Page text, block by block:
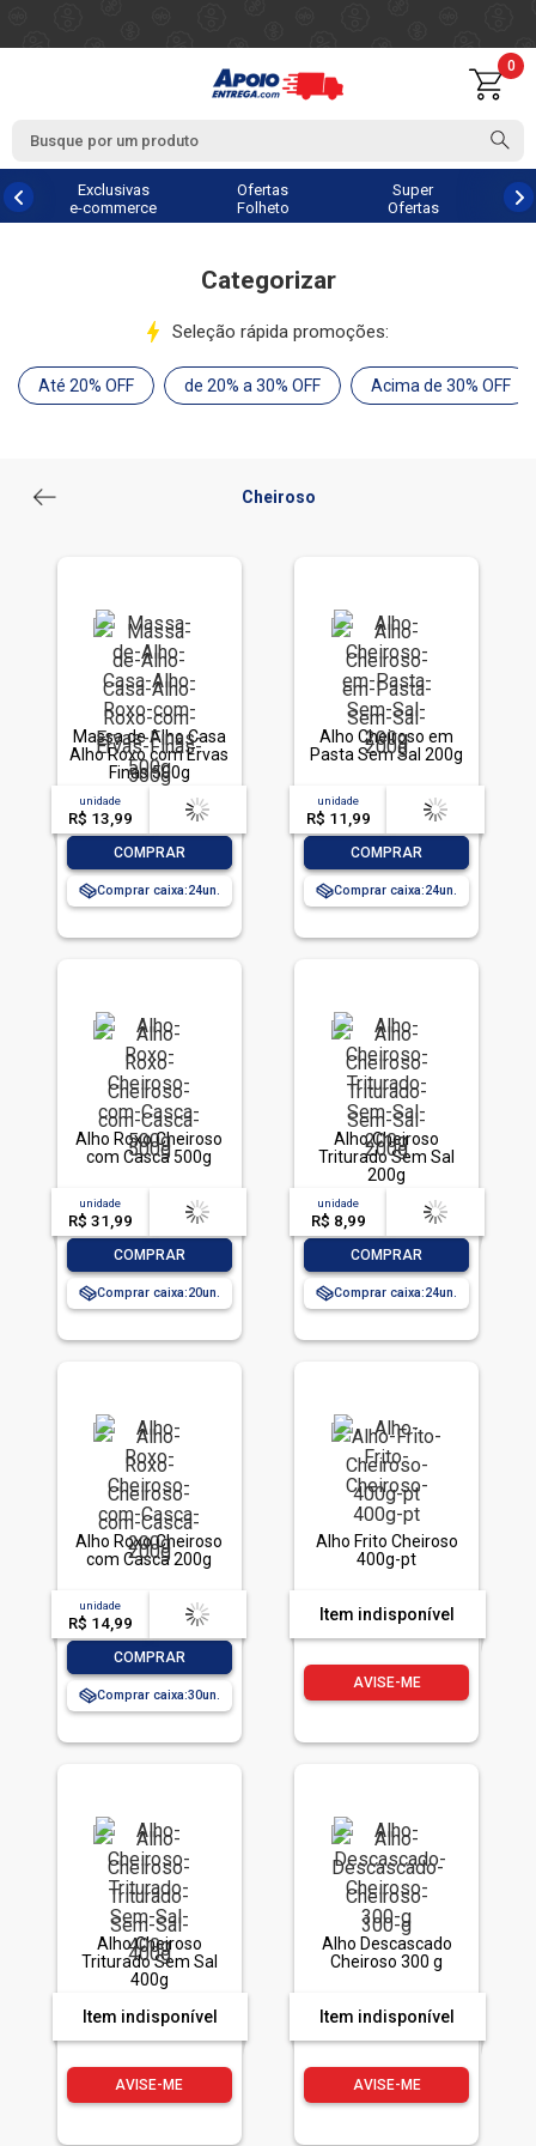
0
Exclusivas
e-commerce
Ofertas
Folheto
Super
Ofertas
Categorizar
Seleção rápida promoções:
Até 20% OFF de 20% a 30% OFF Acima de 30% OFF
Cheiroso
Massa de Alho Casa
Alho Roxo com Ervas
Finas 500g
unidade
R$ 13,99
acima de
-- --,--un.
COMPRAR
Comprar caixa:24
Alho Cheiroso em
Pasta Sem Sal 200g
unidade
R$ 11,99
acima de
-- --,--un.
COMPRAR
Comprar caixa:24
Alho Roxo Cheiroso
com Casca 500g
unidade
R$ 31,99
acima de
-- --,--un.
COMPRAR
Comprar caixa:20
Alho Cheiroso
Triturado Sem Sal
200g
unidade
R$ 8,99
acima de
-- --,--un.
COMPRAR
Comprar caixa:24
Alho Roxo Cheiroso
com Casca 200g
unidade
R$ 14,99
acima de
-- --,--un.
COMPRAR
Comprar caixa:30
Alho Frito Cheiroso
400g-pt
Item indisponível
AVISE-ME
Alho Cheiroso
Triturado Sem Sal
400g
Item indisponível
AVISE-ME
Alho Descascado
Cheiroso 300 g
Item indisponível
AVISE-ME